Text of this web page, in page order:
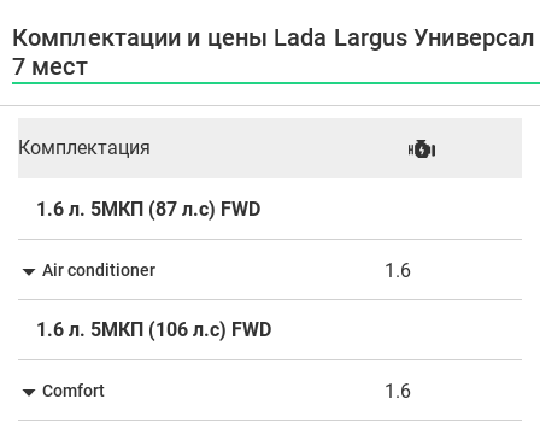
Комплектации и цены Lada Largus Универсал
7 мест
Комплектация
1.6 л. 5МКП (87 л.с) FWD
Air conditioner 1.6
1.6 л. 5МКП (106 л.с) FWD
Comfort 1.6